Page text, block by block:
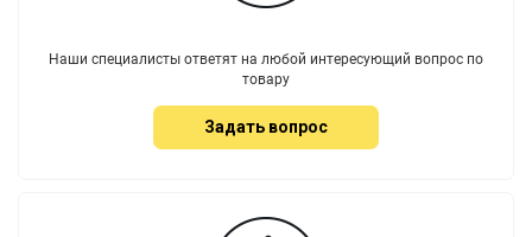
Наши специалисты ответят на любой интересующий вопрос по
товару
Задать вопрос